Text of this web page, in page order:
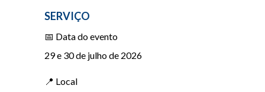
SERVIÇO
📅 Data do evento
29 e 30 de julho de 2026
📍 Local